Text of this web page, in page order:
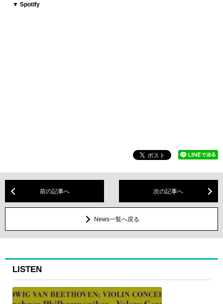
▼ Spotify
前の記事へ 次の記事へ
News一覧へ戻る
LISTEN